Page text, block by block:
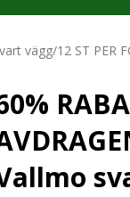
vägg/12 ST PER